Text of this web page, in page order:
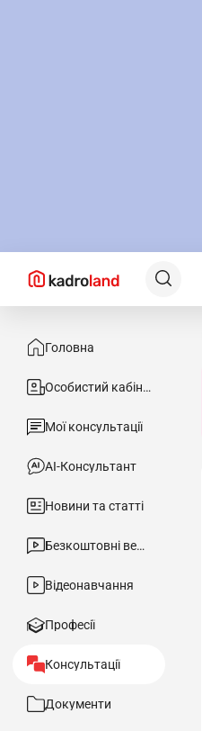
Головна
Особистий кабінет
Мої консультації
АІ-Консультант
Новини та статті
Безкоштовні вебінари
Відеонавчання
Професії
Консультації
Документи